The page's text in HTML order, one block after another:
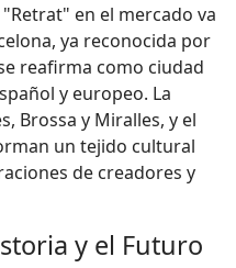
en el mercado va
ya reconocida por
reafirma como ciudad
y europeo. La
Brossa y Miralles, y el
un tejido cultural
de creadores y
y el Futuro